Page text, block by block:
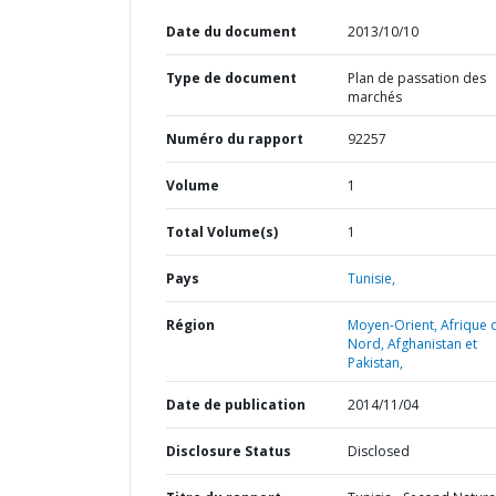
Date du document 2013/10/10
Type de document
Plan de passation des
marchés
Numéro du rapport 92257
Volume 1
Total Volume(s) 1
Pays Tunisie,
Région
Moyen-Orient, Afrique
Nord, Afghanistan et
Pakistan,
Date de publication 2014/11/04
Disclosure Status Disclosed